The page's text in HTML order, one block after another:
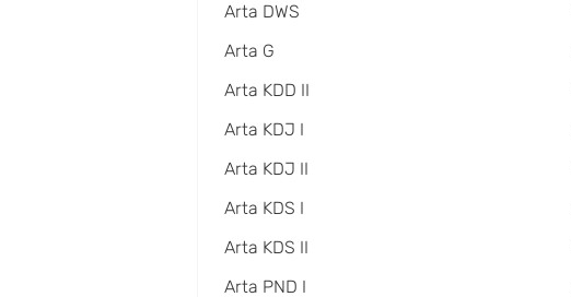
Arta DWS
Arta G
Arta KDD II
Arta KDJ I
Arta KDJ II
Arta KDS I
Arta KDS II
Arta PND I